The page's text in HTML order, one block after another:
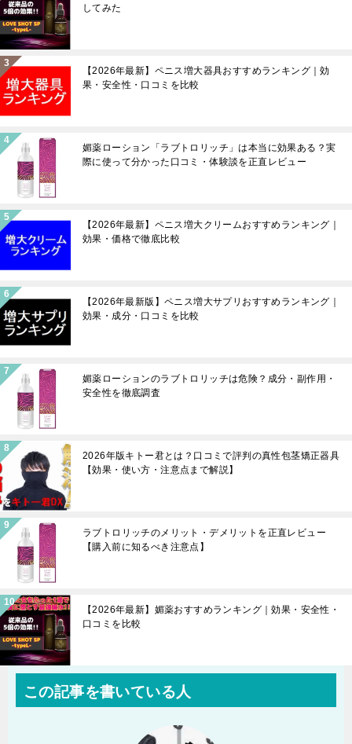
してみた
【2026年最新】ペニス増大器具おすすめランキング｜効
果・安全性・口コミを比較
媚薬ローション「ラブトロリッチ」は本当に効果ある？実
際に使って分かった口コミ・体験談を正直レビュー
【2026年最新】ペニス増大クリームおすすめランキング｜
効果・価格で徹底比較
【2026年最新版】ペニス増大サプリおすすめランキング｜
効果・成分・口コミを比較
媚薬ローションのラブトロリッチは危険？成分・副作用・
安全性を徹底調査
2026年版キトー君とは？口コミで評判の真性包茎矯正器具
【効果・使い方・注意点まで解説】
ラブトロリッチのメリット・デメリットを正直レビュー
【購入前に知るべき注意点】
【2026年最新】媚薬おすすめランキング｜効果・安全性・
口コミを比較
この記事を書いている人